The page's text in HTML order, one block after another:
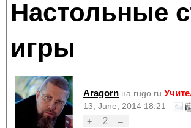
Настольные
игры
Aragorn на rugo.ru
13, June, 2014 18:21
+
2 –